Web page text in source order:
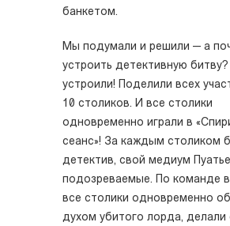
банкетом.
Мы подумали и решили — а
устроить детективную
устроили! Поделили всех
10 столиков. И все столики
одновременно играли в
сеанс»! За каждым столиком
детектив, свой медиум
подозреваемые. По команде
все столики одновременно
духом убитого лорда, делали